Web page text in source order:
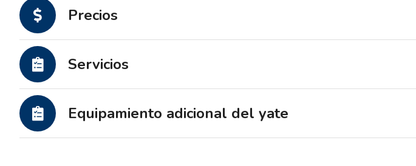
Precios
Servicios
Equipamiento adicional del yate
Valovie - Asistente de
Bali